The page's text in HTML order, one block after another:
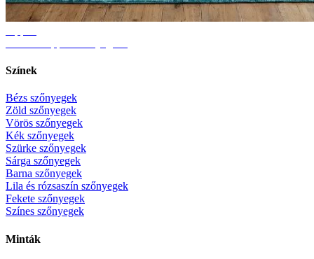
Színek
Bézs szőnyegek
Zöld szőnyegek
Vörös szőnyegek
Kék szőnyegek
Szürke szőnyegek
Sárga szőnyegek
Barna szőnyegek
Lila és rózsaszín szőnyegek
Fekete szőnyegek
Színes szőnyegek
Minták